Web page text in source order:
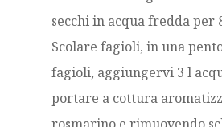
secchi in acqua fredda per
Scolare fagioli, in una
fagioli, aggiungervi 3 l
portare a cottura